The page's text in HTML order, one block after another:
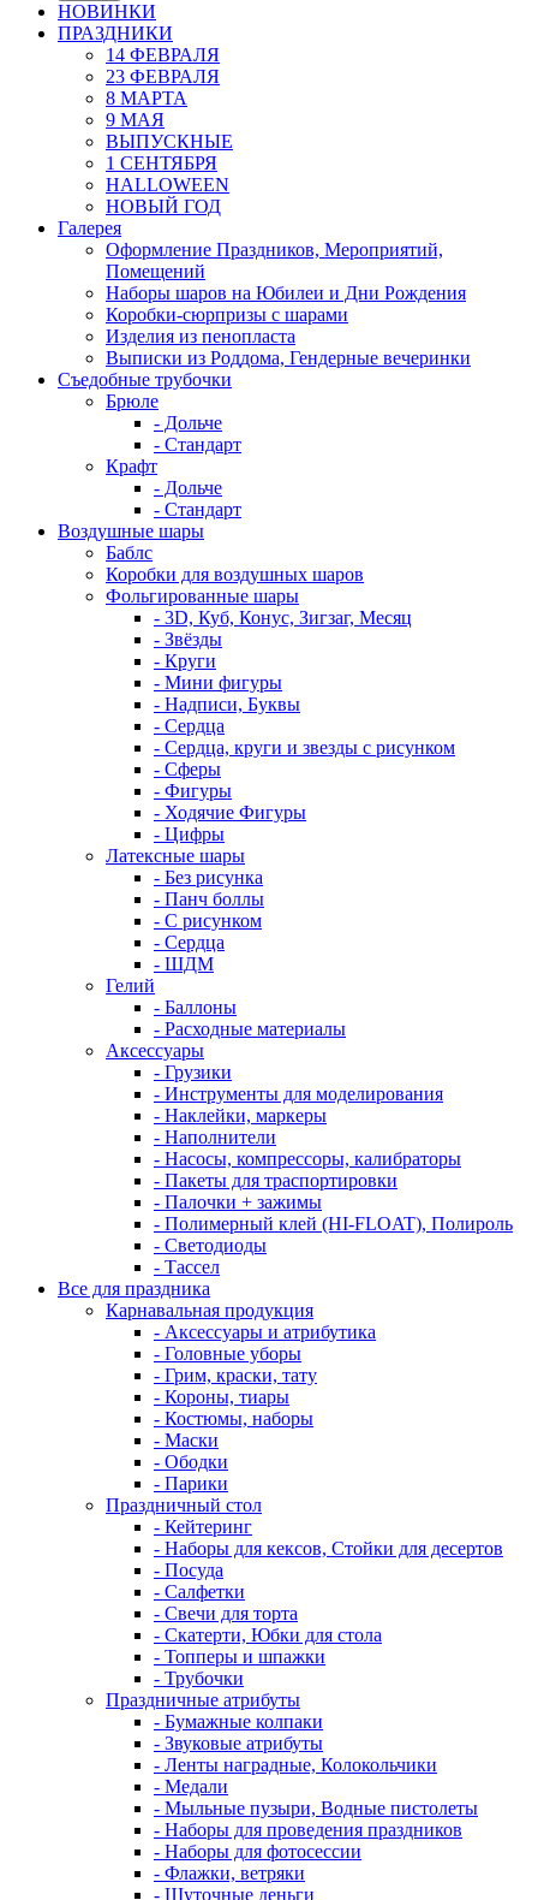
НОВИНКИ
ПРАЗДНИКИ
14 ФЕВРАЛЯ
23 ФЕВРАЛЯ
8 МАРТА
9 МАЯ
ВЫПУСКНЫЕ
1 СЕНТЯБРЯ
HALLOWEEN
НОВЫЙ ГОД
Галерея
Оформление Праздников, Мероприятий,
Помещений
Наборы шаров на Юбилеи и Дни Рождения
Коробки-сюрпризы с шарами
Изделия из пенопласта
Выписки из Роддома, Гендерные вечеринки
Съедобные трубочки
Брюле
- Дольче
- Стандарт
Крафт
- Дольче
- Стандарт
Воздушные шары
Баблс
Коробки для воздушных шаров
Фольгированные шары
- 3D, Куб, Конус, Зигзаг, Месяц
- Звёзды
- Круги
- Мини фигуры
- Надписи, Буквы
- Сердца
- Сердца, круги и звезды с рисунком
- Сферы
- Фигуры
- Ходячие Фигуры
- Цифры
Латексные шары
- Без рисунка
- Панч боллы
- С рисунком
- Сердца
- ШДМ
Гелий
- Баллоны
- Расходные материалы
Аксессуары
- Грузики
- Инструменты для моделирования
- Наклейки, маркеры
- Наполнители
- Насосы, компрессоры, калибраторы
- Пакеты для траспортировки
- Палочки + зажимы
- Полимерный клей (HI-FLOAT), Полироль
- Светодиоды
- Тассел
Все для праздника
Карнавальная продукция
- Аксессуары и атрибутика
- Головные уборы
- Грим, краски, тату
- Короны, тиары
- Костюмы, наборы
- Маски
- Ободки
- Парики
Праздничный стол
- Кейтеринг
- Наборы для кексов, Стойки для десертов
- Посуда
- Салфетки
- Свечи для торта
- Скатерти, Юбки для стола
- Топперы и шпажки
- Трубочки
Праздничные атрибуты
- Бумажные колпаки
- Звуковые атрибуты
- Ленты наградные, Колокольчики
- Медали
- Мыльные пузыри, Водные пистолеты
- Наборы для проведения праздников
- Наборы для фотосессии
- Флажки, ветряки
- Шуточные деньги